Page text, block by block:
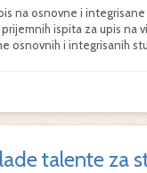
na osnovne i
ispita za upis na
osnovnih i integrisanih
talente za